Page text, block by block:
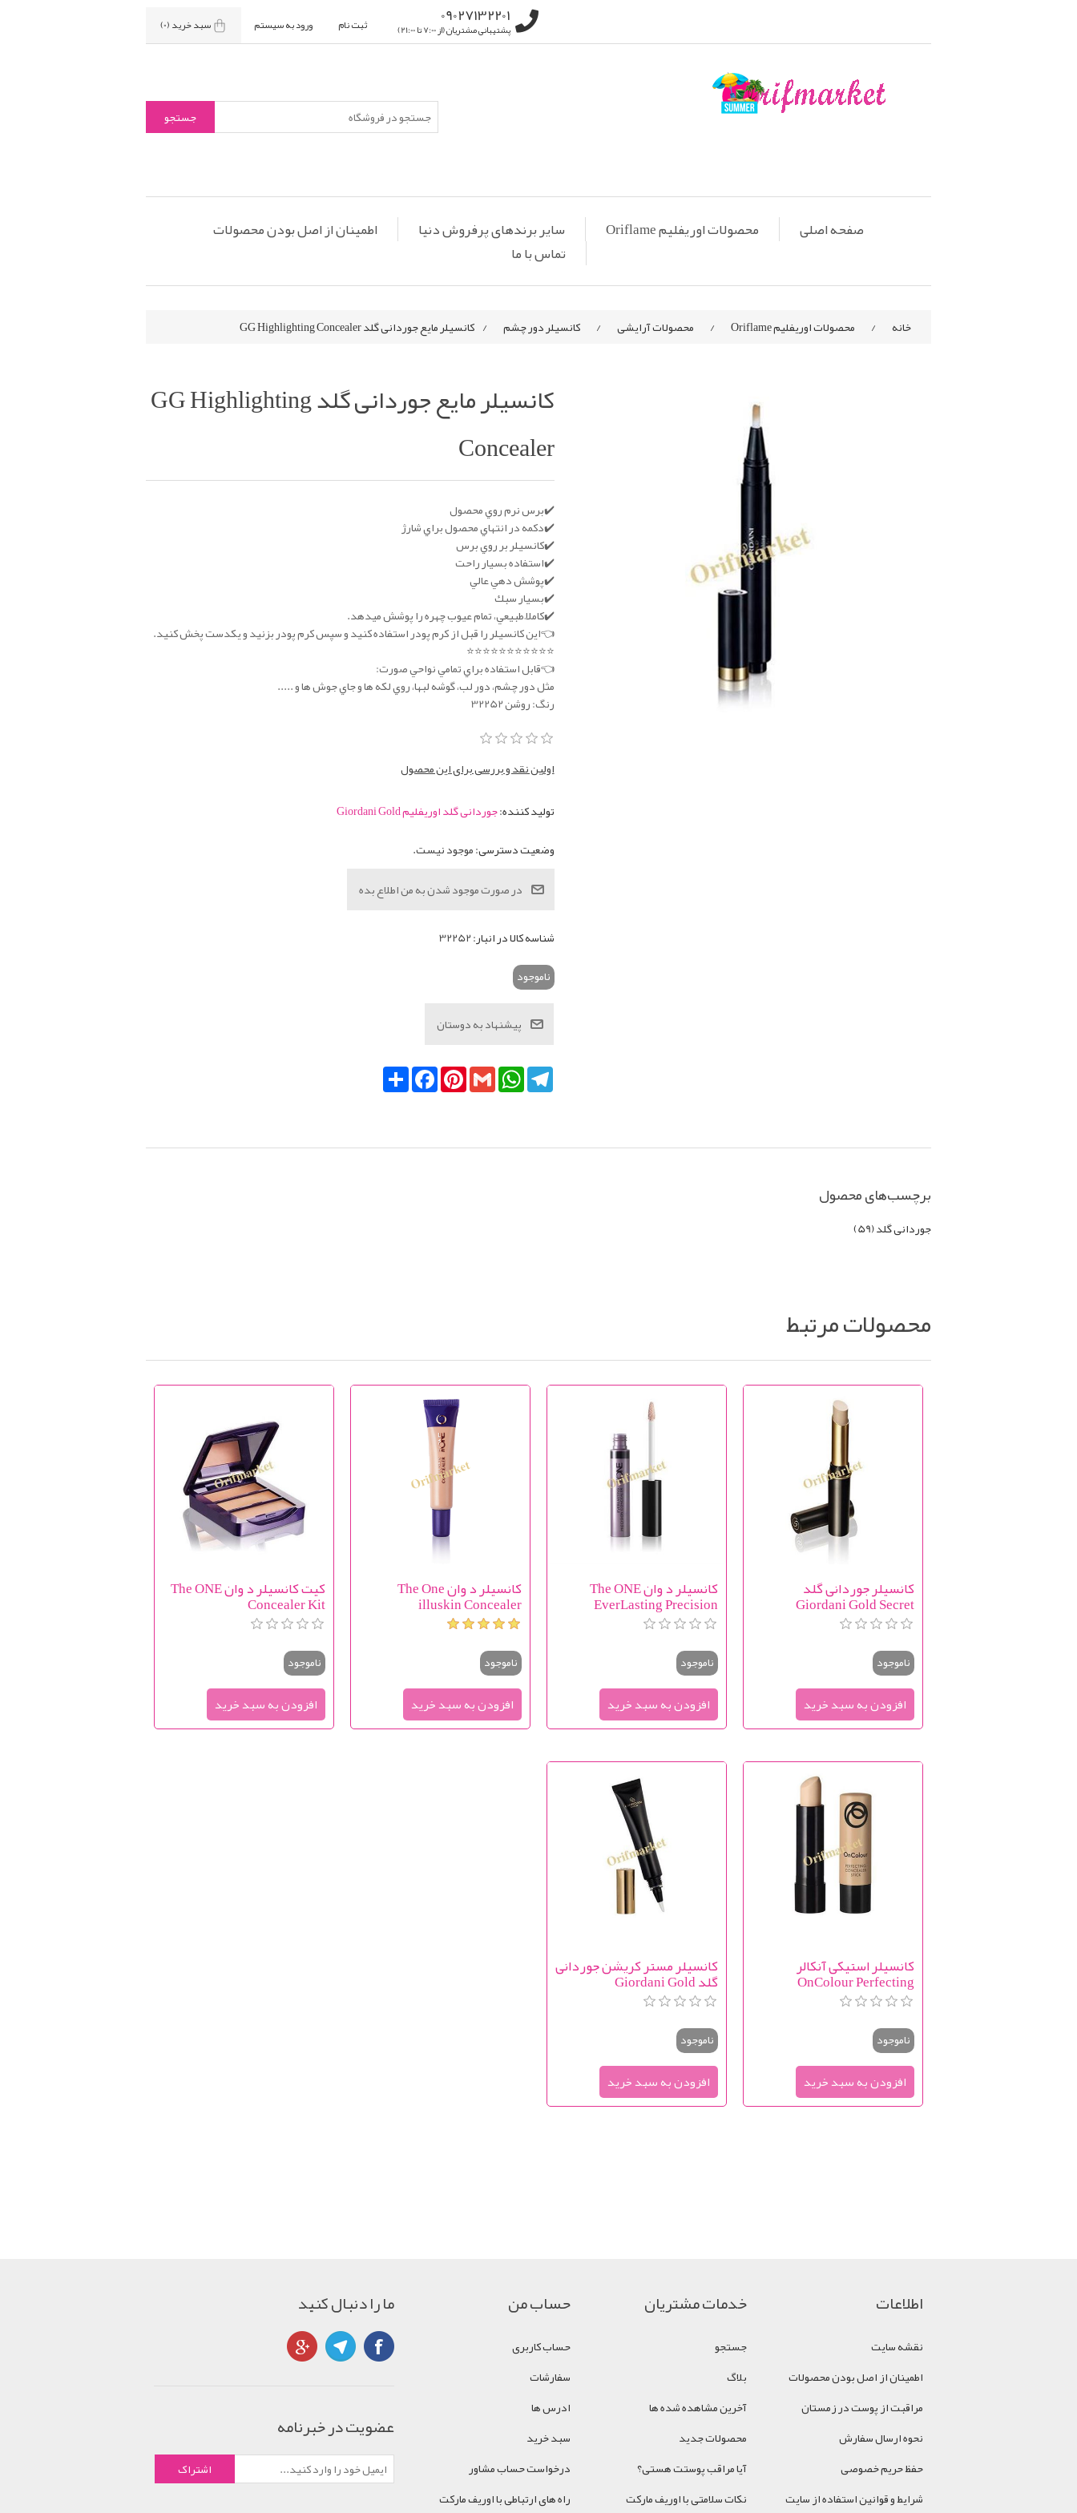
09027132201
پشتیبانی مشتریان (از 7:00 تا 21:00) ثبت نام ورود به سیستم سبد خرید(0)
صفحه اصلی محصولات اوریفلیم Oriflame سایر برندهای پرفروش دنیا
اطمینان از اصل بودن محصولات
تماس با ما
خانه / محصولات اوریفلیم Oriflame / محصولات آرایشی / کانسیلر دور چشم / کانسیلر مایع جوردانی گلد GG Highlighting Concealer
کانسیلر مایع جوردانی گلد GG Highlighting
Concealer
✔️برس نرم روي محصول
✔️دكمه در انتهاي محصول براي شارژ
✔️كانسيلر بر روي برس
✔️استفاده بسيار راحت
✔️پوشش دهي عالي
✔️بسيار سبك
✔️كاملاً طبيعي، تمام عيوب چهره را پوشش ميدهد.
👈اين كانسيلر را قبل از كرم پودر استفاده كنيد و سپس كرم پودر بزنيد و يكدست پخش كنيد.
⭐️⭐️⭐️⭐️⭐️⭐️⭐️⭐️⭐️⭐️⭐️
👈قابل استفاده براي تمامي نواحي صورت:
مثل دور چشم، دور لب، گوشه لبها، روي لكه ها و جاي جوش ها و .....
رنگ: روشن 32252
اولین نقد و بررسی برای این محصول
تولید کننده:جوردانی گلد اوریفلیم Giordani Gold
وضعیت دسترسی:موجود نیست.
شناسه کالا در انبار:32252
ناموجود
اشتراک
FacebookPinterestGmail
WhatsAppTelegram
برچسب‌های محصول
جوردانی گلد(59)
محصولات مرتبط
کانسیلر جوردانی گلد
Giordani Gold Secret
Concealer
ناموجود
کانسیلر د وان The ONE
EverLasting Precision
Concealer
ناموجود
کانسیلر د وان The One
illuskin Concealer
ناموجود
کیت کانسیلر د وان The ONE
Concealer Kit
ناموجود
کانسیلر استیکی آنکالر
OnColour Perfecting
Concealer
ناموجود
کانسیلر مستر کریشن جوردانی
گلد Giordani Gold
MasterCreation Concealer
ناموجود
اطلاعات
نقشه سایت
اطمینان از اصل بودن محصولات
مراقبت از پوست در زمستان
نحوه ارسال سفارش
حفظ حریم خصوصی
شرایط و قوانین استفاده از سایت
خدمات مشتریان
جستجو
بلاگ
آخرین مشاهده شده ها
محصولات جدید
آیا مراقب پوستت هستی؟
نکات سلامتی با اوریف مارکت
حساب من
حساب کاربری
سفارشات
ادرس ها
سبد خرید
درخواست حساب مشاور
راه های ارتباطی با اوریف مارکت
ما را دنبال کنید
عضویت در خبرنامه